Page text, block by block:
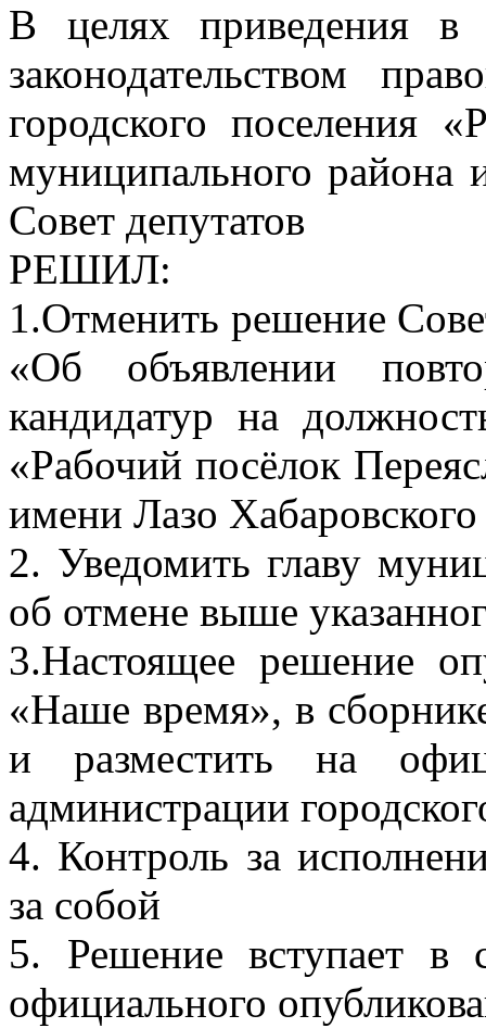
В целях приведения в
законодательством
городского поселения
муниципального района
Совет депутатов
РЕШИЛ:
1.Отменить решение
«Об объявлении
кандидатур на
«Рабочий посёлок
имени Лазо Хабаровского
2. Уведомить главу
об отмене выше
3.Настоящее решение
«Наше время», в
и разместить на
администрации
4. Контроль за
за собой
5. Решение вступает в
официального